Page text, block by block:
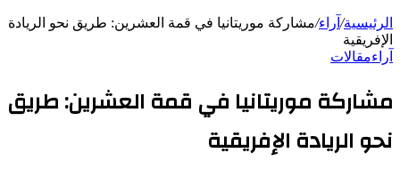
الرئيسية/ آراء/مشاركة موريتانيا في قمة العشرين: طريق نحو الريادة
الإفريقية
آراءمقالات
مشاركة موريتانيا في قمة العشرين: طريق
نحو الريادة الإفريقية